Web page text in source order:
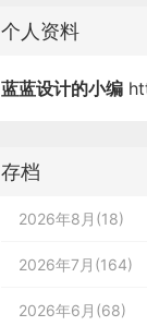
个人资料
蓝蓝设计的小编
存档
2026年8月(18)
2026年7月(164)
2026年6月(68)